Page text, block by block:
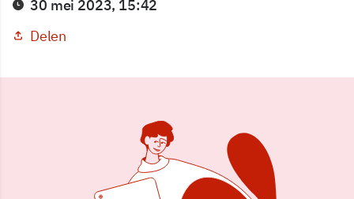
30 mei 2023, 15:42
Delen